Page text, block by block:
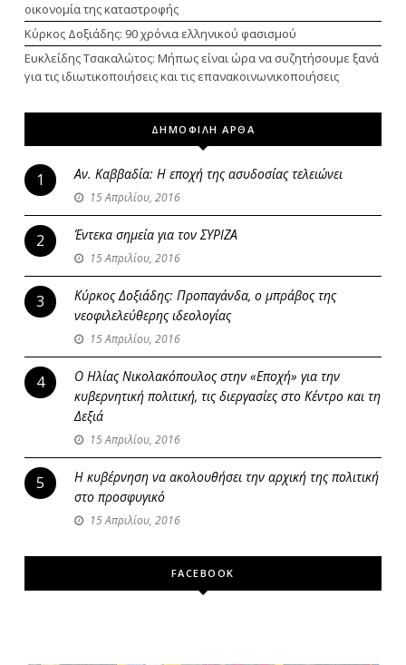
οικονομία της καταστροφής
Κύρκος Δοξιάδης: 90 χρόνια ελληνικού φασισμού
Ευκλείδης Τσακαλώτος: Μήπως είναι ώρα να συζητήσουμε ξανά
για τις ιδιωτικοποιήσεις και τις επανακοινωνικοποιήσεις
ΔΗΜΟΦΙΛΗ ΑΡΘΑ
1 Αν. Καββαδία: Η εποχή της ασυδοσίας τελειώνει
15 Απριλίου, 2016
2 Έντεκα σημεία για τον ΣΥΡΙΖΑ
15 Απριλίου, 2016
3
Κύρκος Δοξιάδης: Προπαγάνδα, ο μπράβος της
νεοφιλελεύθερης ιδεολογίας
15 Απριλίου, 2016
4
Ο Ηλίας Νικολακόπουλος στην «Εποχή» για την
κυβερνητική πολιτική, τις διεργασίες στο Κέντρο και τη
Δεξιά
15 Απριλίου, 2016
5
Η κυβέρνηση να ακολουθήσει την αρχική της πολιτική
στο προσφυγικό
15 Απριλίου, 2016
FACEBOOK